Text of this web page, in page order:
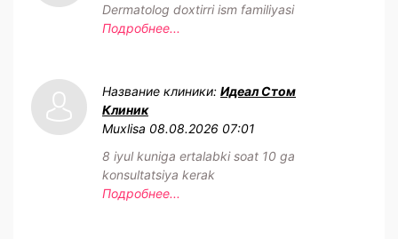
Dermatolog doxtirri ism familiyasi
Подробнее...
Название клиники: Идеал Стом
Клиник
Muxlisa 08.08.2026 07:01
8 iyul kuniga ertalabki soat 10 ga
konsultatsiya kerak
Подробнее...